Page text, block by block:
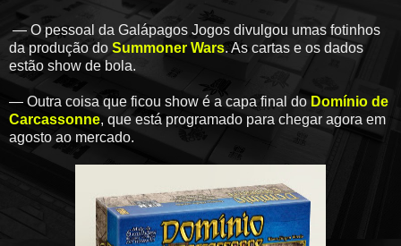
— O pessoal da Galápagos Jogos divulgou umas fotinhos
da produção do Summoner Wars. As cartas e os dados
estão show de bola.
— Outra coisa que ficou show é a capa final doDomínio de
Carcassonne, que está programado para chegar agora em
agosto ao mercado.